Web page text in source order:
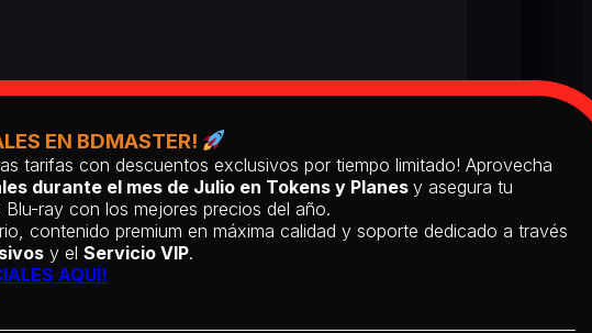
EN BDMASTER!
tarifas con descuentos exclusivos por tiempo limitado! Aprovecha
durante el mes de Julio en Tokens y Planes y asegura tu
ray con los mejores precios del año.
contenido premium en máxima calidad y soporte dedicado a través
y el Servicio VIP.
AQUÍ!